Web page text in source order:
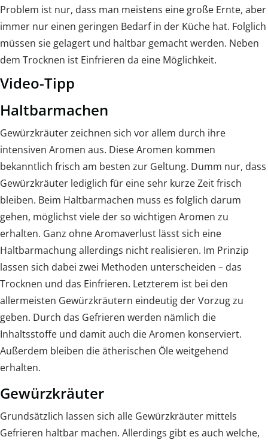
Problem ist nur, dass man meistens eine große Ernte, aber
immer nur einen geringen Bedarf in der Küche hat. Folglich
müssen sie gelagert und haltbar gemacht werden. Neben
dem Trocknen ist Einfrieren da eine Möglichkeit.
Video-Tipp
Haltbarmachen
Gewürzkräuter zeichnen sich vor allem durch ihre
intensiven Aromen aus. Diese Aromen kommen
bekanntlich frisch am besten zur Geltung. Dumm nur, dass
Gewürzkräuter lediglich für eine sehr kurze Zeit frisch
bleiben. Beim Haltbarmachen muss es folglich darum
gehen, möglichst viele der so wichtigen Aromen zu
erhalten. Ganz ohne Aromaverlust lässt sich eine
Haltbarmachung allerdings nicht realisieren. Im Prinzip
lassen sich dabei zwei Methoden unterscheiden – das
Trocknen und das Einfrieren. Letzterem ist bei den
allermeisten Gewürzkräutern eindeutig der Vorzug zu
geben. Durch das Gefrieren werden nämlich die
Inhaltsstoffe und damit auch die Aromen konserviert.
Außerdem bleiben die ätherischen Öle weitgehend
erhalten.
Gewürzkräuter
Grundsätzlich lassen sich alle Gewürzkräuter mittels
Gefrieren haltbar machen. Allerdings gibt es auch welche,